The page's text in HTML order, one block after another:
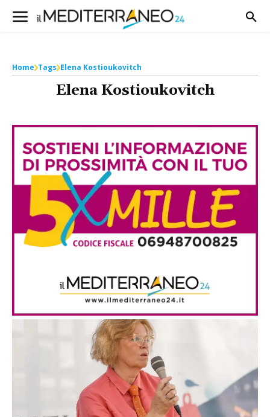
Home Tags Elena Kostioukovitch
Elena Kostioukovitch